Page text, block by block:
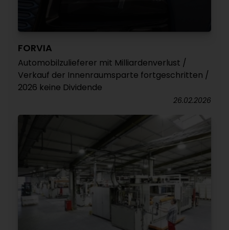
FORVIA
Automobilzulieferer mit Milliardenverlust /
Verkauf der Innenraumsparte fortgeschritten /
2026 keine Dividende
26.02.2026